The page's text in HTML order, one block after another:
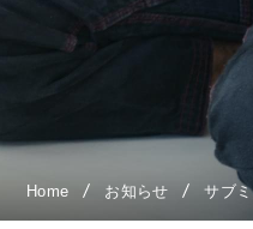
Home お知らせ サブ